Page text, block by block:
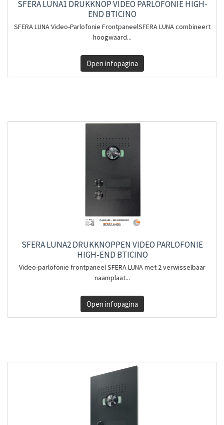
SFERA LUNA1 DRUKKNOP VIDEO PARLOFONIE HIGH-
END BTICINO
SFERA LUNA Video-Parlofonie FrontpaneelSFERA LUNA combineert
hoogwaard...
Open infopagina
SFERA LUNA2 DRUKKNOPPEN VIDEO PARLOFONIE
HIGH-END BTICINO
Video-parlofonie frontpaneel SFERA LUNA met 2 verwisselbaar
naamplaat...
Open infopagina